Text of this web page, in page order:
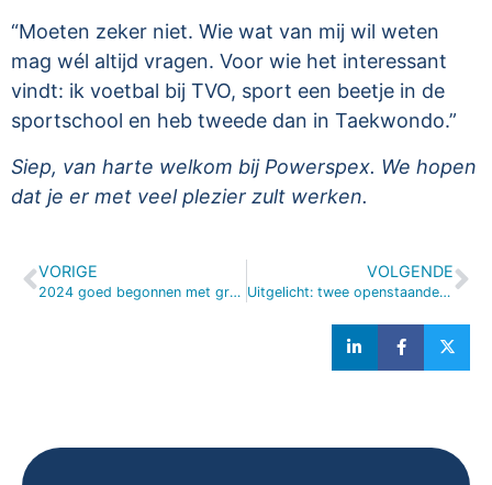
“Moeten zeker niet. Wie wat van mij wil weten
mag wél altijd vragen. Voor wie het interessant
vindt: ik voetbal bij TVO, sport een beetje in de
sportschool en heb tweede dan in Taekwondo.”
Siep, van harte welkom bij Powerspex. We hopen
dat je er met veel plezier zult werken.
VORIGE
2024 goed begonnen met grote projecten
VOLGENDE
Uitgelicht: twee openstaande vacatures